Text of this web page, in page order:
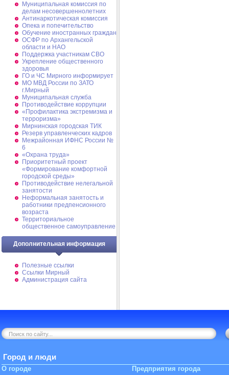
Муниципальная комиссия по
делам несовершеннолетних
Антинаркотическая комиссия
Опека и попечительство
Обучение иностранных граждан
ОСФР по Архангельской
области и НАО
Поддержка участникам СВО
Укрепление общественного
здоровья
ГО и ЧС Мирного информирует
МО МВД России по ЗАТО
г.Мирный
Муниципальная cлужба
Противодействие коррупции
«Профилактика экстремизма и
терроризма»
Мирнинская городская ТИК
Резерв управленческих кадров
Межрайонная ИФНС России №
6
«Охрана труда»
Приоритетный проект
«Формирование комфортной
городской среды»
Противодействие нелегальной
занятости
Неформальная занятость и
работники предпенсионного
возраста
Территориальное
общественное самоуправление
Дополнительная информация
Полезные ссылки
Ссылки Мирный
Администрация сайта
Город и люди
О городе Предприятия города